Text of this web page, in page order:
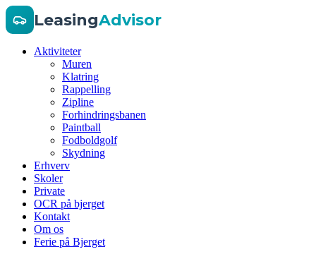
LeasingAdvisor
Aktiviteter
Muren
Klatring
Rappelling
Zipline
Forhindringsbanen
Paintball
Fodboldgolf
Skydning
Erhverv
Skoler
Private
OCR på bjerget
Kontakt
Om os
Ferie på Bjerget